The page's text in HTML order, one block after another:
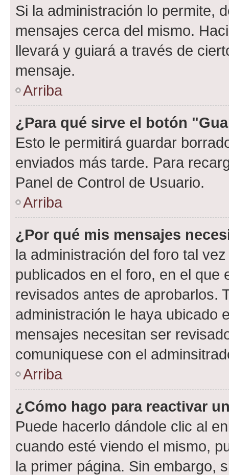
Si la administración lo permite,
mensajes cerca del mismo.
llevará y guiará a través de
mensaje.
Arriba
¿Para qué sirve el botón
Esto le permitirá guardar
enviados más tarde. Para
Panel de Control de Usuario.
Arriba
¿Por qué mis mensajes
la administración del foro tal
publicados en el foro, en el
revisados antes de aprobarlos.
administración le haya ubicado
mensajes necesitan ser
comuniquese con el
Arriba
¿Cómo hago para reactivar
Puede hacerlo dándole clic al
cuando esté viendo el mismo,
la primer página. Sin embargo,